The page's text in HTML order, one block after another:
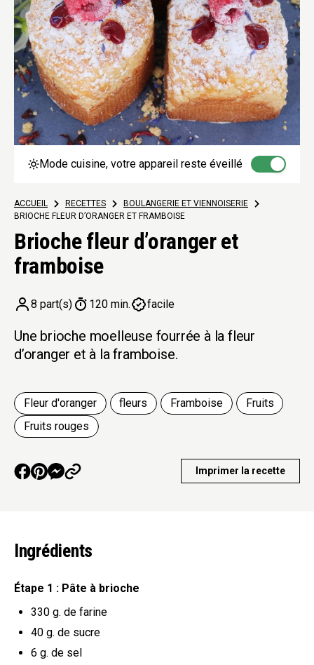
Mode cuisine, votre appareil reste éveillé
ACCUEIL > RECETTES > BOULANGERIE ET VIENNOISERIE
>
BRIOCHE FLEUR D’ORANGER ET FRAMBOISE
Brioche fleur d’oranger et
framboise
8 part(s) 120 min. facile
Une brioche moelleuse fourrée à la fleur
d’oranger et à la framboise.
Fleur d'oranger fleurs Framboise
Fruits
Fruits rouges
Imprimer la recette
Ingrédients
Étape 1 : Pâte à brioche
330 g. de farine
40 g. de sucre
6 g. de sel